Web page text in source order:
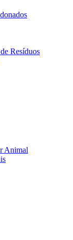
Resíduos
Animal